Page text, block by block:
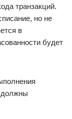
транзакций.
но не
в
будет
должны